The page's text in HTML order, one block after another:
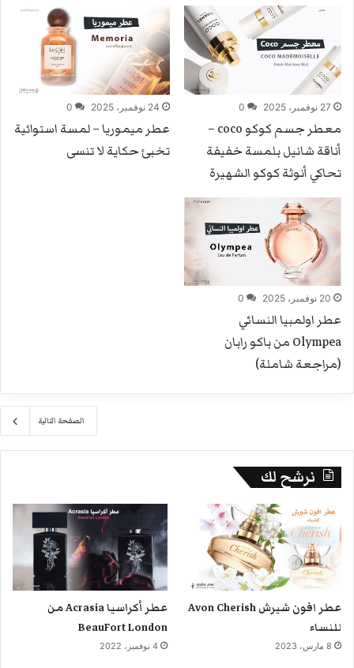
27 نوفمبر، 2025 0
معطر جسم كوكو coco –
أناقة شانيل بلمسة خفيفة
تحاكي أنوثة كوكو الشهيرة
24 نوفمبر، 2025 0
عطر ميموريا – لمسة استوائية
تخبئ حكاية لا تنسى
20 نوفمبر، 2025 0
عطر اولمبيا النسائي
Olympea من باكو رابان
(مراجعة شاملة)
الصفحة التالية
نرشح لك
عطر افون شيرش Avon Cherish
للنساء
8 مارس، 2023
عطر أكراسيا Acrasia من
BeauFort London
4 نوفمبر، 2022